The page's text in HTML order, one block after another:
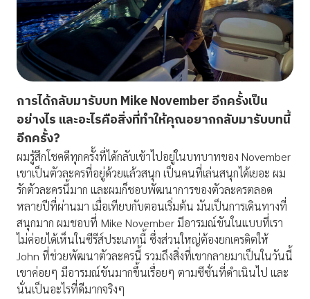
การได้กลับมารับบท Mike Novemberอีกครั้งเป็น
อย่างไร และอะไรคือสิ่งที่ทำให้คุณอยากกลับมารับบทนี้
อีกครั้ง?
ผมรู้สึกโชคดีทุกครั้งที่ได้กลับเข้าไปอยู่ในบทบาทของ November
เขาเป็นตัวละครที่อยู่ด้วยแล้วสนุก เป็นคนที่เล่นสนุกได้เยอะ ผม
รักตัวละครนี้มาก และผมก็ชอบพัฒนาการของตัวละครตลอด
หลายปีที่ผ่านมา เมื่อเทียบกับตอนเริ่มต้น มันเป็นการเดินทางที่
สนุกมาก ผมชอบที่ Mike November มีอารมณ์ขันในแบบที่เรา
ไม่ค่อยได้เห็นในซีรีส์ประเภทนี้ ซึ่งส่วนใหญ่ต้องยกเครดิตให้
John ที่ช่วยพัฒนาตัวละครนี้ รวมถึงสิ่งที่เขากลายมาเป็นในวันนี้
เขาค่อยๆ มีอารมณ์ขันมากขึ้นเรื่อยๆ ตามซีซั่นที่ดำเนินไป และ
นั่นเป็นอะไรที่ดีมากจริงๆ